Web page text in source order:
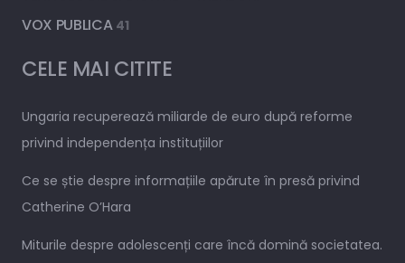
VOX PUBLICA 41
CELE MAI CITITE
Ungaria recuperează miliarde de euro după reforme
privind independența instituțiilor
Ce se știe despre informațiile apărute în presă privind
Catherine O’Hara
Miturile despre adolescenți care încă domină societatea.